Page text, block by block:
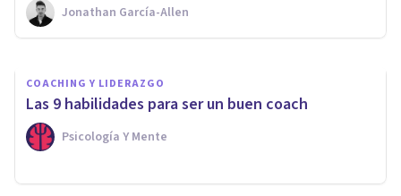
Jonathan García-Allen
Escuela Europea De Coaching
COACHING Y LIDERAZGO
Las 9 habilidades para ser un buen coach
Psicología Y Mente